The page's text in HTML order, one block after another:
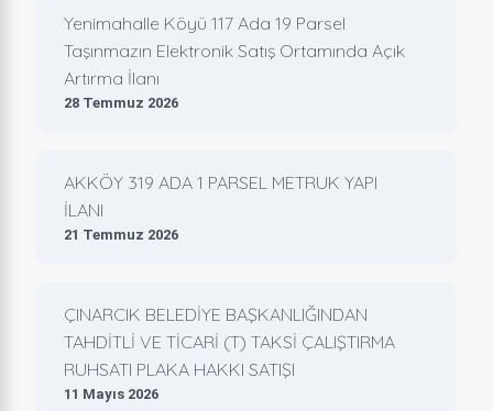
Yenimahalle Köyü 117 Ada 19 Parsel
Taşınmazın Elektronik Satış Ortamında Açık
Artırma İlanı
28 Temmuz 2026
AKKÖY 319 ADA 1 PARSEL METRUK YAPI
İLANI
21 Temmuz 2026
ÇINARCIK BELEDİYE BAŞKANLIĞINDAN
TAHDİTLİ VE TİCARİ (T) TAKSİ ÇALIŞTIRMA
RUHSATI PLAKA HAKKI SATIŞI
11 Mayıs 2026